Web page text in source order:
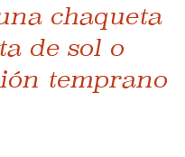
chaqueta
de sol o
temprano